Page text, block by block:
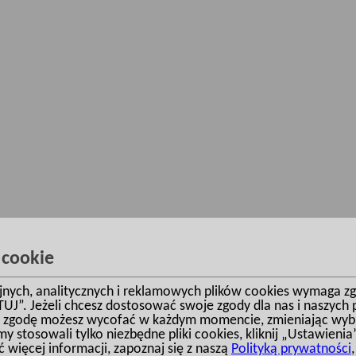
® STUDIO INVESTDOM  I  Wszelkie prawa zastrzeżone  I  tel.: 660-344-455,
INVESTDOM ul. Bukowa 22, Łajski, 05-119 Legionowo k.
analitycznych i reklamowych plików cookies wymaga
Jeżeli chcesz dostosować swoje zgody dla nas i
możesz wycofać w każdym momencie, zmieniając
stosowali tylko niezbędne pliki cookies, kliknij
więcej informacji, zapoznaj się z naszą Polityką prywatności,